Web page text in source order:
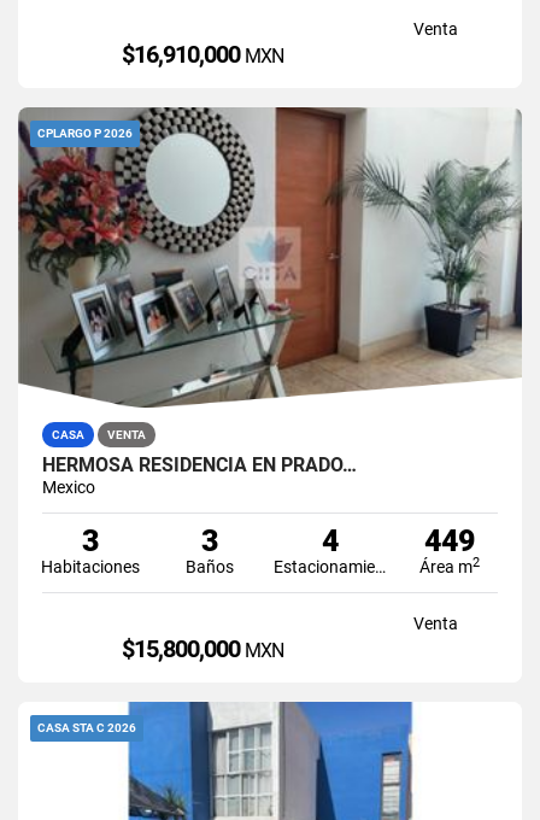
Venta
$16,910,000 MXN
CPLARGO P 2026
CASA VENTA
HERMOSA RESIDENCIA EN PRADO…
Mexico
3
Habitaciones
3
Baños
4
Estacionamiento
449
Área m2
Venta
$15,800,000 MXN
CASA STA C 2026